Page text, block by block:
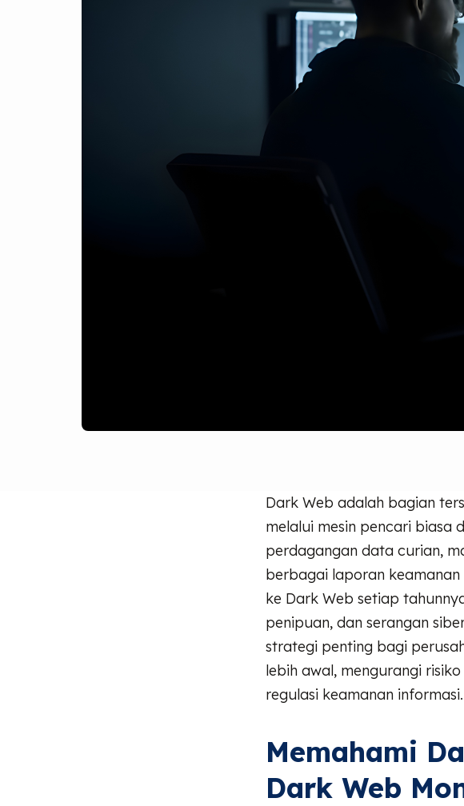
Dark Web adalah bagian
melalui mesin pencari biasa
perdagangan data curian,
berbagai laporan
ke Dark Web setiap
penipuan, dan serangan
strategi penting bagi
lebih awal, mengurangi
regulasi keamanan informasi.
Memahami
Dark Web